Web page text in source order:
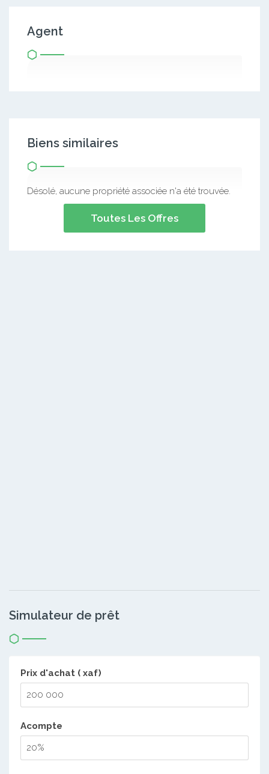
Agent
Biens similaires
Désolé, aucune propriété associée n'a été trouvée.
Toutes Les Offres
Simulateur de prêt
Prix d'achat ( xaf)
Acompte